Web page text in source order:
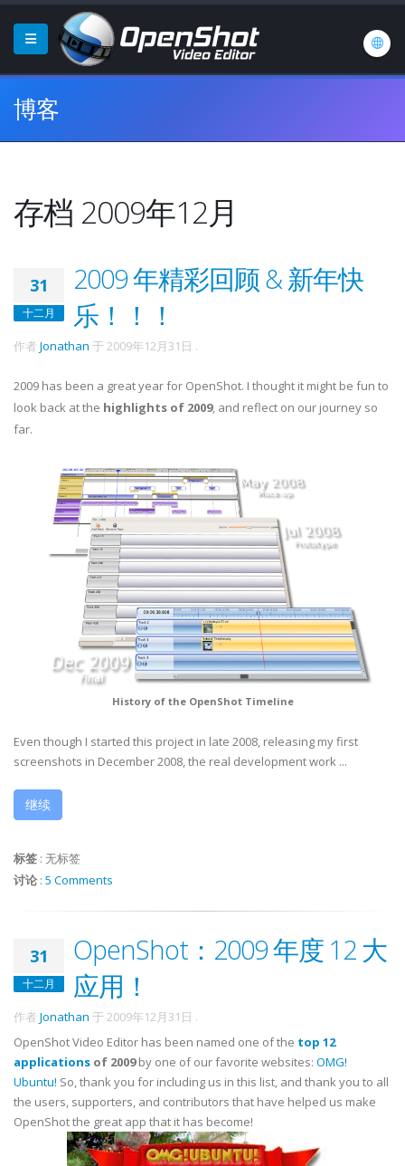
博客
存档 2009年12月
31
十二月
2009 年精彩回顾 & 新年快
乐！！！
作者 Jonathan 于 2009年12月31日 .
2009 has been a great year for OpenShot. I thought it might be fun to
look back at the highlights of 2009, and reflect on our journey so
far.
History of the OpenShot Timeline
Even though I started this project in late 2008, releasing my first
screenshots in December 2008, the real development work ...
继续
标签 : 无标签
讨论 : 5 Comments
31
十二月
OpenShot：2009 年度 12 大
应用！
作者 Jonathan 于 2009年12月31日 .
OpenShot Video Editor has been named one of the top 12
applications of 2009by one of our favorite websites: OMG!
Ubuntu! So, thank you for including us in this list, and thank you to all
the users, supporters, and contributors that have helped us make
OpenShot the great app that it has become!